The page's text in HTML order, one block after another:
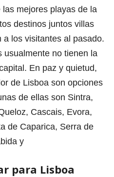
mejores playas de la
destinos juntos villas
los visitantes al pasado.
usualmente no tienen la
En paz y quietud,
de Lisboa son opciones
de ellas son Sintra,
Cascais, Evora,
de Caparica, Serra de
y
para Lisboa